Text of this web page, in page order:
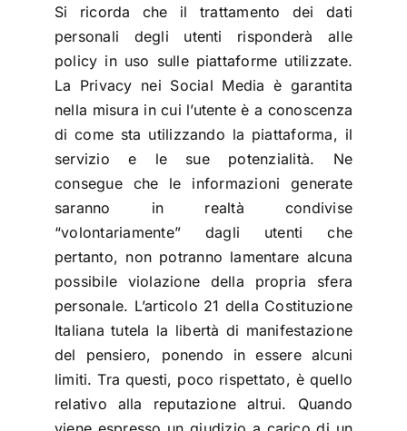
Si ricorda che il trattamento dei dati
personali degli utenti risponderà alle
policy in uso sulle piattaforme utilizzate.
La Privacy nei Social Media è garantita
nella misura in cui l’utente è a conoscenza
di come sta utilizzando la piattaforma, il
servizio e le sue potenzialità. Ne
consegue che le informazioni generate
saranno in realtà condivise
“volontariamente” dagli utenti che
pertanto, non potranno lamentare alcuna
possibile violazione della propria sfera
personale. L’articolo 21 della Costituzione
Italiana tutela la libertà di manifestazione
del pensiero, ponendo in essere alcuni
limiti. Tra questi, poco rispettato, è quello
relativo alla reputazione altrui. Quando